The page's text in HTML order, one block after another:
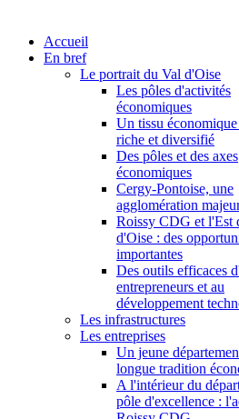
Accueil
En bref
Le portrait du Val d'Oise
Les pôles d'activités
économiques
Un tissu économique
riche et diversifié
Des pôles et des axes
économiques
Cergy-Pontoise, une
agglomération
Roissy CDG et l'Est
d'Oise : des
importantes
Des outils efficaces
entrepreneurs et au
développement
Les infrastructures
Les entreprises
Un jeune
longue tradition
A l'intérieur du
pôle d'excellence :